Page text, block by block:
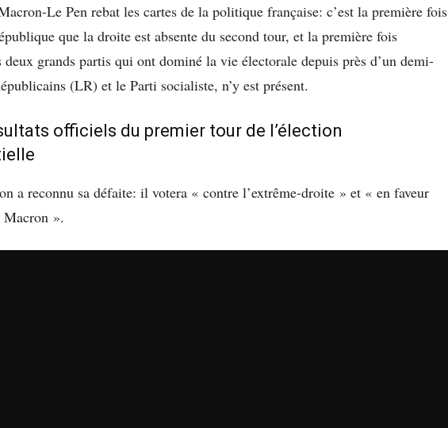
Le Pen rebat les cartes de la politique française: c’est la première fois
que la droite est absente du second tour, et la première fois
deux grands partis qui ont dominé la vie électorale depuis près d’un demi-
(LR) et le Parti socialiste, n’y est présent.
officiels du premier tour de l’élection
a reconnu sa défaite: il votera « contre l’extrême-droite » et « en faveur
Macron ».